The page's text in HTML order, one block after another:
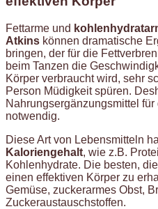
Fettarme und
Atkins können dramatische
bringen, der für die
beim Tanzen die
Körper verbraucht wird, sehr
Person Müdigkeit spüren.
Nahrungsergänzungsmittel
notwendig.
Diese Art von Lebensmitteln
Kaloriengehalt, wie z.B.
Kohlenhydrate. Die besten,
einen effektiven Körper zu
Gemüse, zuckerarmes Obst,
Zuckeraustauschstoffen.